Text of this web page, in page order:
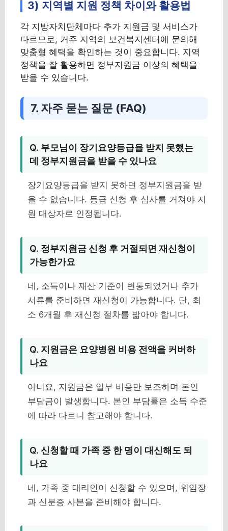
3) 지역별 지원 정책 차이와 활용법
각 지방자치단체마다 추가 지원금 및 서비스가
다르므로, 거주 지역의 보건복지센터에 문의해
맞춤형 혜택을 확인하는 것이 중요합니다. 지역
정책을 잘 활용하면 정부지원금 이상의 혜택을
받을 수 있습니다.
7. 자주 묻는 질문 (FAQ)
Q. 부모님이 장기요양등급을 받지 못했는
데 정부지원금을 받을 수 있나요
장기요양등급을 받지 못하면 정부지원금을 받
을 수 없습니다. 등급 신청 후 심사를 거쳐야 지
원 대상자로 인정됩니다.
Q. 정부지원금 신청 후 거절되면 재신청이
가능한가요
네, 소득이나 재산 기준이 변동되었거나 추가
서류를 준비하면 재신청이 가능합니다. 단, 최
소 6개월 후 재신청 절차를 밟아야 합니다.
Q. 지원금은 요양병원 비용 전액을 커버하
나요
아니요, 지원금은 일부 비용만 보조하며 본인
부담금이 발생합니다. 본인 부담률은 소득 수준
에 따라 다르니 참고해야 합니다.
Q. 신청할 때 가족 중 한 명이 대신해도 되
나요
네, 가족 중 대리인이 신청할 수 있으며, 위임장
과 신분증 사본을 준비해야 합니다.